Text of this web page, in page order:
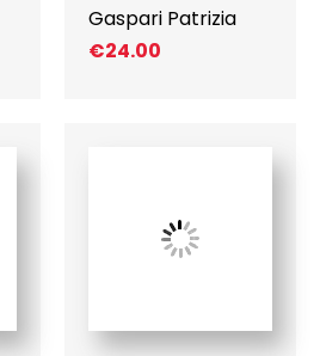
Gaspari Patrizia
€24.00